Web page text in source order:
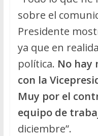
sobre el
Presidente
ya que en
política. No hay
con la
Muy por el
equipo de
diciembre”.